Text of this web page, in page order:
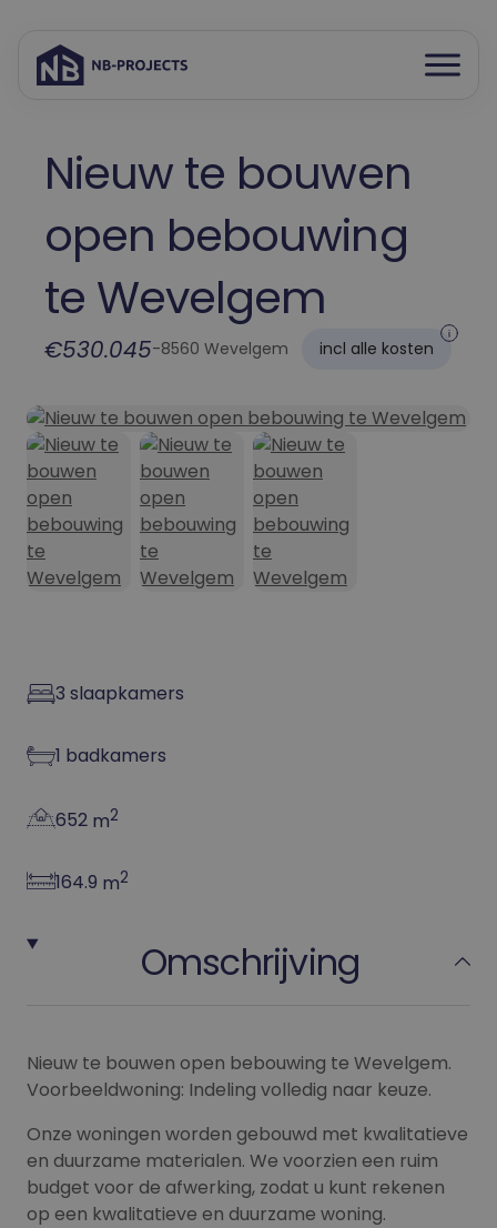
Spring
Open
menu
Nieuw te bouwen
open bebouwing
te Wevelgem
€530.045-8560 Wevelgem incl alle kosten
3 slaapkamers
1 badkamers
652 m2
164.9 m2
Omschrijving
Nieuw te bouwen open bebouwing te Wevelgem.
Voorbeeldwoning: Indeling volledig naar keuze.
Onze woningen worden gebouwd met kwalitatieve
en duurzame materialen. We voorzien een ruim
budget voor de afwerking, zodat u kunt rekenen
op een kwalitatieve en duurzame woning.